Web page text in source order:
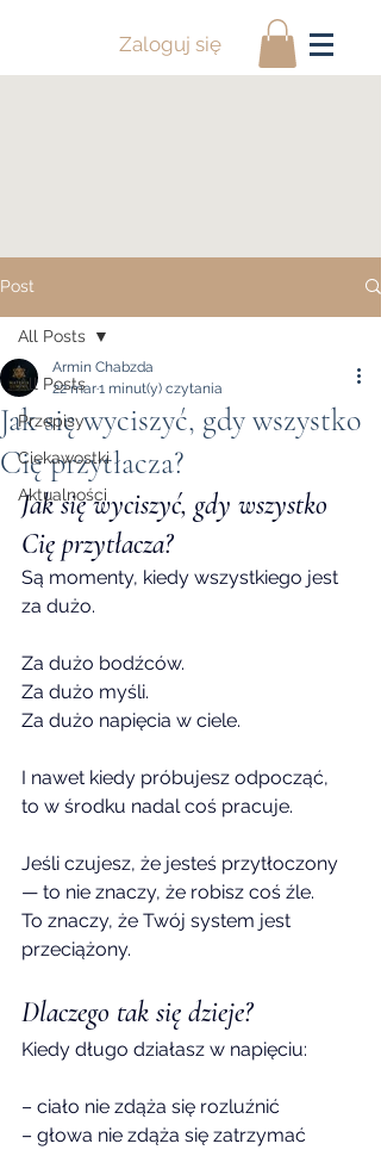
Zaloguj się
Post
All Posts
Przepisy
Ciekawostki
Aktualności
All Posts
Jak się wyciszyć, gdy wszystko
Cię przytłacza?
Armin Chabzda
22 mar1 minut(y) czytania
Jak się wyciszyć, gdy wszystko
Cię przytłacza?
Są momenty, kiedy wszystkiego jest
za dużo.
Za dużo bodźców.
Za dużo myśli.
Za dużo napięcia w ciele.
I nawet kiedy próbujesz odpocząć,
to w środku nadal coś pracuje.
Jeśli czujesz, że jesteś przytłoczony
— to nie znaczy, że robisz coś źle.
To znaczy, że Twój system jest
przeciążony.
Dlaczego tak się dzieje?
Kiedy długo działasz w napięciu:
– ciało nie zdąża się rozluźnić
– głowa nie zdąża się zatrzymać